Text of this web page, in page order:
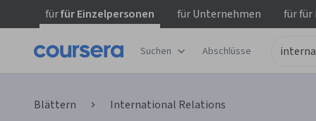
fürfür Einzelpersonen fürUnternehmen fürfür
Suchen Abschlüsse
Blättern International Relations